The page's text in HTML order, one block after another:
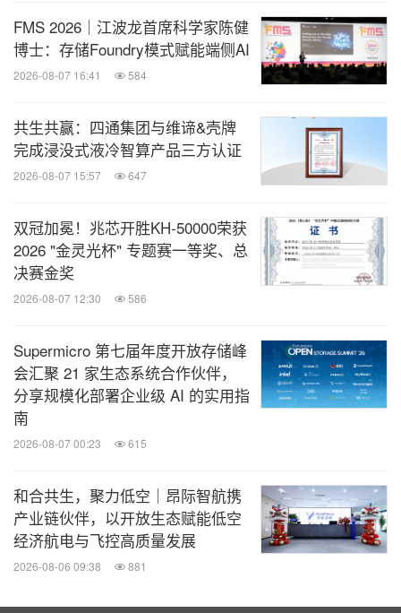
户实现从云端到边缘的新一代创新。 我们的产品在
美国、亚洲和荷兰内部设计并制造，通过全球运营实
现规模化和高效率，并优化流程以提高总拥有成本
Server Building Block Solutions®产品组合使客户能
够根据其具体工作负载和应用需求进行优化，从我们
灵活且可复用的构建模块体系中进行选择，支持广泛
的形态规格、处理器、内存、GPU、存储、网络、电
源及散热解决方案（空调冷却、自然冷却或液冷）。
Supermicro、Server Building Block Solutions和We
和/或注册商标。
所有其他品牌、名称和商标均为其各自所有者的财
产。
消息来源：美超微电脑股份有限公司
NASDAQ:SMCI
FMS 2026｜江波龙首席科学家陈健
博士：存储Foundry模式赋能端侧AI
2026-08-07 16:41 584
共生共赢：四通集团与维谛&壳牌
完成浸没式液冷智算产品三方认证
2026-08-07 15:57 647
双冠加冕！兆芯开胜KH‑50000荣获
2026 "金灵光杯" 专题赛一等奖、总
决赛金奖
2026-08-07 12:30 586
Supermicro 第七届年度开放存储峰
会汇聚 21 家生态系统合作伙伴，
分享规模化部署企业级 AI 的实用指
南
2026-08-07 00:23 615
和合共生，聚力低空｜昂际智航携
产业链伙伴，以开放生态赋能低空
经济航电与飞控高质量发展
2026-08-06 09:38 881